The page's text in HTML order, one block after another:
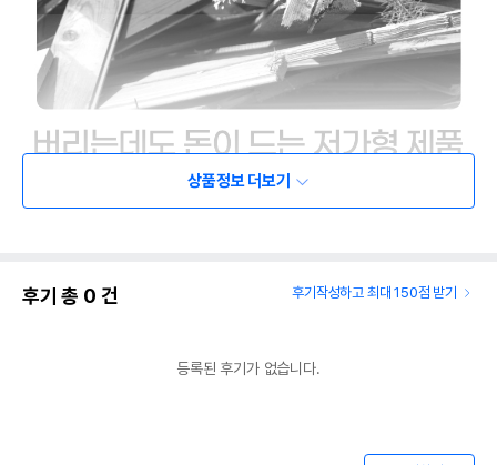
상품정보 더보기
후기 총 0 건 후기작성하고 최대 150점 받기
등록된 후기가 없습니다.